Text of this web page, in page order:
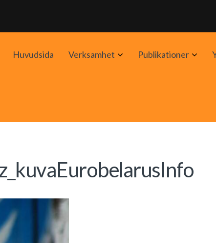
Huvudsida Verksamhet AvaaPublikationer Avaa